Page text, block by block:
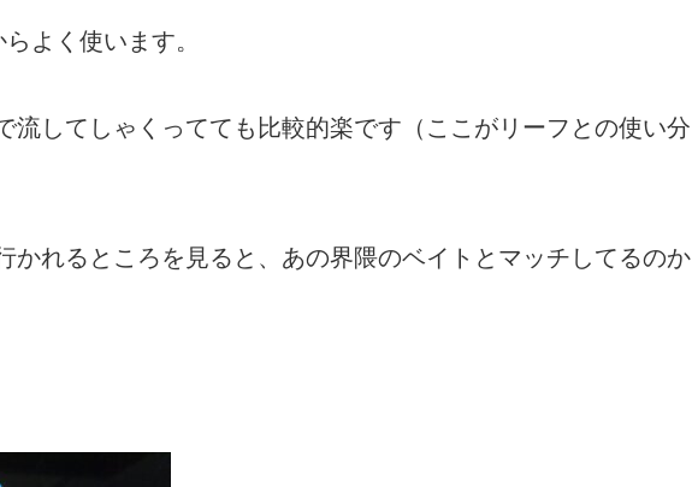
よく使います。
流してしゃくってても比較的楽です（ここがリーフとの使い分
かれるところを見ると、あの界隈のベイトとマッチしてるのか